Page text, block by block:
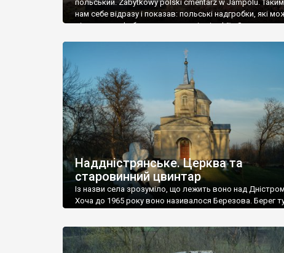
польський. Zabytkowy polski cmentarz w Jampolu. Таким
нам себе відразу і показав: польські надгробки, які
віднести до фабричних, польські епітафії… Загалом
виявилося більше семи гектарів. Перше враження про
абсолютну звичайність польського цвинтаря
оманливим – […]
Наддністрянське. Церква та
старовинний цвинтар
Із назви села зрозуміло, що лежить воно над
Хоча до 1965 року воно називалося Березова. Берег
Наддністрянське відрізняється від більшості
сіл. У селі є мурована Михайлівська церква. Точної